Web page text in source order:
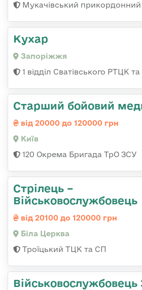
Мукачівський прикордонний
Кухар
Запоріжжя
1 відділ Сватівського РТЦК
Старший бойовий
від 20000 до 120000 грн
Київ
120 Окрема Бригада ТрО ЗСУ
Стрілець –
Військовослужбовець
від 20100 до 120000 грн
Біла Церква
Троїцький ТЦК та СП
Військовослужбовець